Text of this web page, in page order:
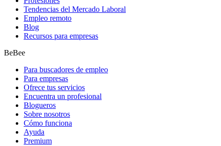
Tendencias del Mercado Laboral
Empleo remoto
Blog
Recursos para empresas
BeBee
Para buscadores de empleo
Para empresas
Ofrece tus servicios
Encuentra un profesional
Blogueros
Sobre nosotros
Cómo funciona
Ayuda
Premium